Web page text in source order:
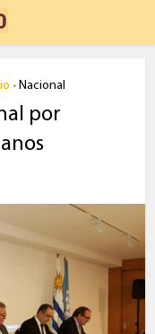
• Nacional
por